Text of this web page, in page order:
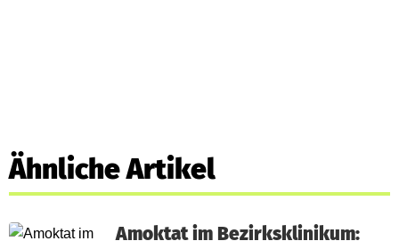
Ähnliche Artikel
Amoktat im Bezirksklinikum: